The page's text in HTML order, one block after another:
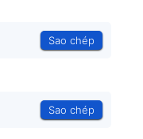
Sao chép
Sao chép